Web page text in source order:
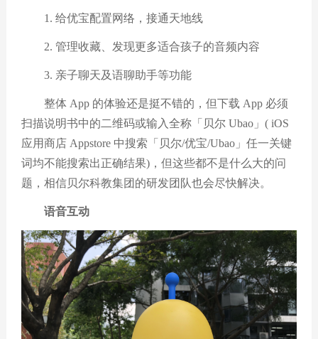
1. 给优宝配置网络，接通天地线
2. 管理收藏、发现更多适合孩子的音频内容
3. 亲子聊天及语聊助手等功能
整体 App 的体验还是挺不错的，但下载 App 必须
扫描说明书中的二维码或输入全称「贝尔 Ubao」( iOS
应用商店 Appstore 中搜索「贝尔/优宝/Ubao」任一关键
词均不能搜索出正确结果)，但这些都不是什么大的问
题，相信贝尔科教集团的研发团队也会尽快解决。
语音互动